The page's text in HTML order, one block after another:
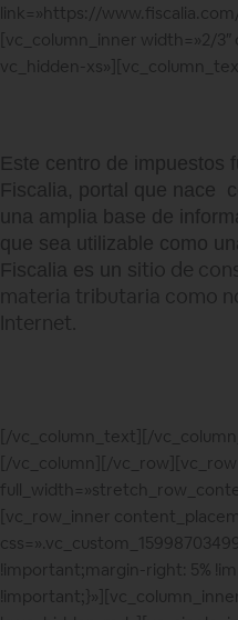
link=»https://
[vc_column_inner width=»2/
vc_hidden-
Este centro de impuestos
Fiscalia, portal que nace
una amplia base de
que sea utilizable como
Fiscalia es un s itio de
materia tributaria como
Internet.
[/vc_column_text][/
[/vc_column][/vc_row][vc_row
[vc_row_inner
!important;margin-right: 5%